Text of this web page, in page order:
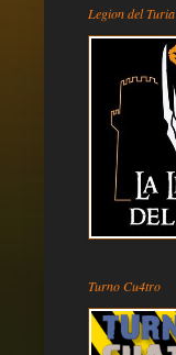
Legion del Turia
Turno Cu4tro